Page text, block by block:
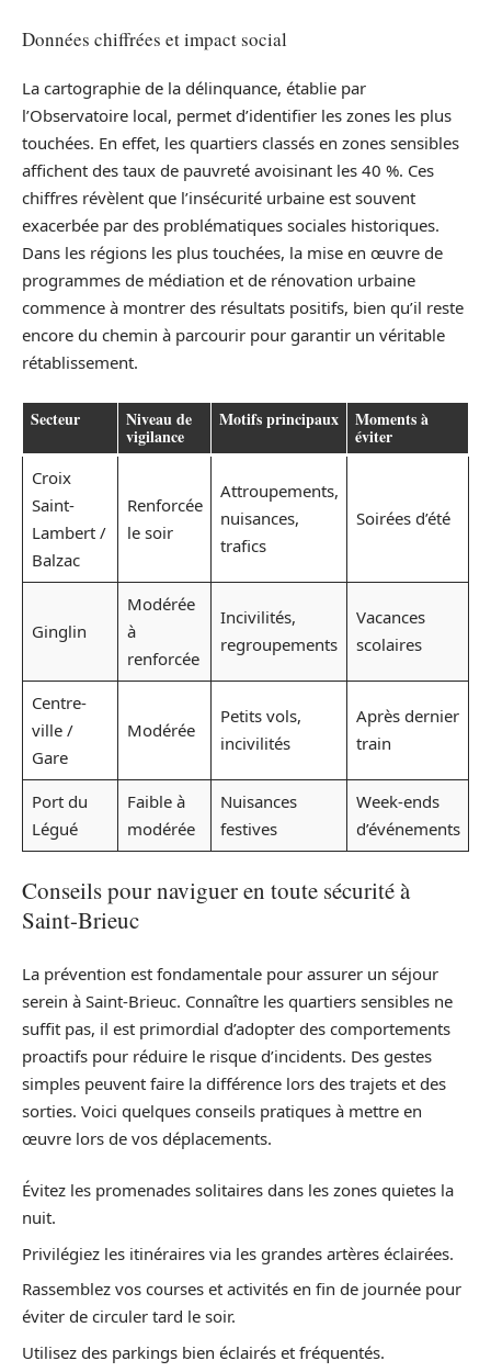
Données chiffrées et impact social
La cartographie de la délinquance, établie par
l’Observatoire local, permet d’identifier les zones les plus
touchées. En effet, les quartiers classés en zones sensibles
affichent des taux de pauvreté avoisinant les 40 %. Ces
chiffres révèlent que l’insécurité urbaine est souvent
exacerbée par des problématiques sociales historiques.
Dans les régions les plus touchées, la mise en œuvre de
programmes de médiation et de rénovation urbaine
commence à montrer des résultats positifs, bien qu’il reste
encore du chemin à parcourir pour garantir un véritable
rétablissement.
Secteur Niveau de
vigilance
Motifs principaux Moments à
éviter
Croix
Saint-
Lambert /
Balzac
Renforcée
le soir
Attroupements,
nuisances,
trafics
Soirées d’été
Ginglin
Modérée
à
renforcée
Incivilités,
regroupements
Vacances
scolaires
Centre-
ville /
Gare
Modérée
Petits vols,
incivilités
Après dernier
train
Port du
Légué
Faible à
modérée
Nuisances
festives
Week-ends
d’événements
Conseils pour naviguer en toute sécurité à
Saint-Brieuc
La prévention est fondamentale pour assurer un séjour
serein à Saint-Brieuc. Connaître les quartiers sensibles ne
suffit pas, il est primordial d’adopter des comportements
proactifs pour réduire le risque d’incidents. Des gestes
simples peuvent faire la différence lors des trajets et des
sorties. Voici quelques conseils pratiques à mettre en
œuvre lors de vos déplacements.
Évitez les promenades solitaires dans les zones quietes la
nuit.
Privilégiez les itinéraires via les grandes artères éclairées.
Rassemblez vos courses et activités en fin de journée pour
éviter de circuler tard le soir.
Utilisez des parkings bien éclairés et fréquentés.